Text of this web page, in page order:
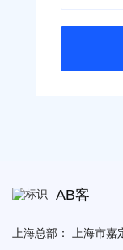
AB客
上海总部：
上海市